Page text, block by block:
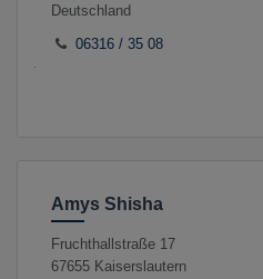
Deutschland
06316 / 35 08
Amys Shisha
Fruchthallstraße 17
67655 Kaiserslautern